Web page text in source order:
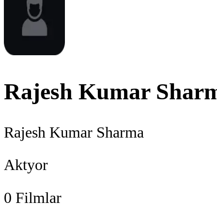
Rajesh Kumar
Rajesh Kumar Sharma
Aktyor
0 Filmlar